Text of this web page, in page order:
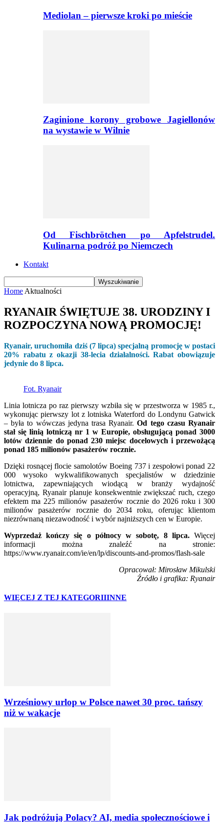
Mediolan – pierwsze kroki po mieście
Zaginione korony grobowe Jagiellonów
na wystawie w Wilnie
Od Fischbrötchen po Apfelstrudel.
Kulinarna podróż po Niemczech
Kontakt
Home Aktualności
RYANAIR ŚWIĘTUJE 38. URODZINY I
ROZPOCZYNA NOWĄ PROMOCJĘ!
Ryanair, uruchomiła dziś (7 lipca) specjalną promocję w postaci
20% rabatu z okazji 38-lecia działalności. Rabat obowiązuje
jedynie do 8 lipca.
Fot. Ryanair
Linia lotnicza po raz pierwszy wzbiła się w przestworza w 1985 r.,
wykonując pierwszy lot z lotniska Waterford do Londynu Gatwick
– była to wówczas jedyna trasa Ryanair.Od tego czasu Ryanair
stał się linią lotniczą nr 1 w Europie, obsługującą ponad 3000
lotów dziennie do ponad 230 miejsc docelowych i przewożącą
ponad 185 milionów pasażerów rocznie.
Dzięki rosnącej flocie samolotów Boeing 737 i zespołowi ponad 22
000 wysoko wykwalifikowanych specjalistów w dziedzinie
lotnictwa, zapewniających wiodącą w branży wydajność
operacyjną, Ryanair planuje konsekwentnie zwiększać ruch, czego
efektem ma 225 milionów pasażerów rocznie do 2026 roku i 300
milionów pasażerów rocznie do 2034 roku, oferując klientom
niezrównaną niezawodność i wybór najniższych cen w Europie.
Wyprzedaż kończy się o północy w sobotę, 8 lipca.Więcej
informacji można znaleźć na stronie:
https://www.ryanair.com/ie/en/lp/discounts-and-promos/flash-sale
Opracował: Mirosław Mikulski
Źródło i grafika: Ryanair
WIĘCEJ Z TEJ KATEGORIIINNE
Wrześniowy urlop w Polsce nawet 30 proc. tańszy
niż w wakacje
Jak podróżują Polacy? AI, media społecznościowe i